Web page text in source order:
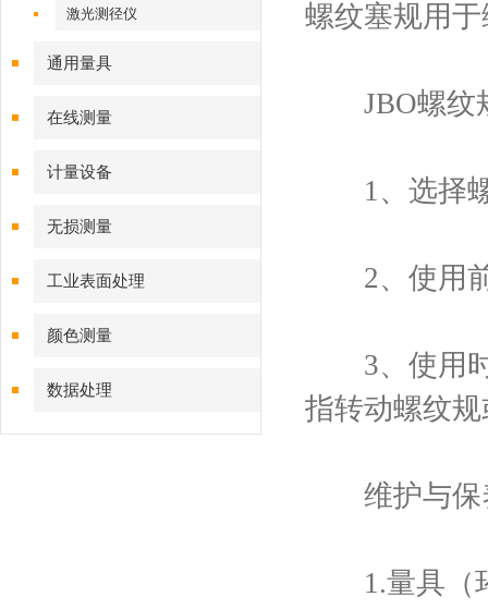
激光测径仪
通用量具
在线测量
计量设备
无损测量
工业表面处理
颜色测量
数据处理
螺纹塞规用
JBO螺纹
1、选择螺
2、使用前
3、使用时
指转动螺纹
维护与保
1.量具（环